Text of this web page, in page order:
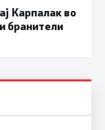
Карпалак во
бранители